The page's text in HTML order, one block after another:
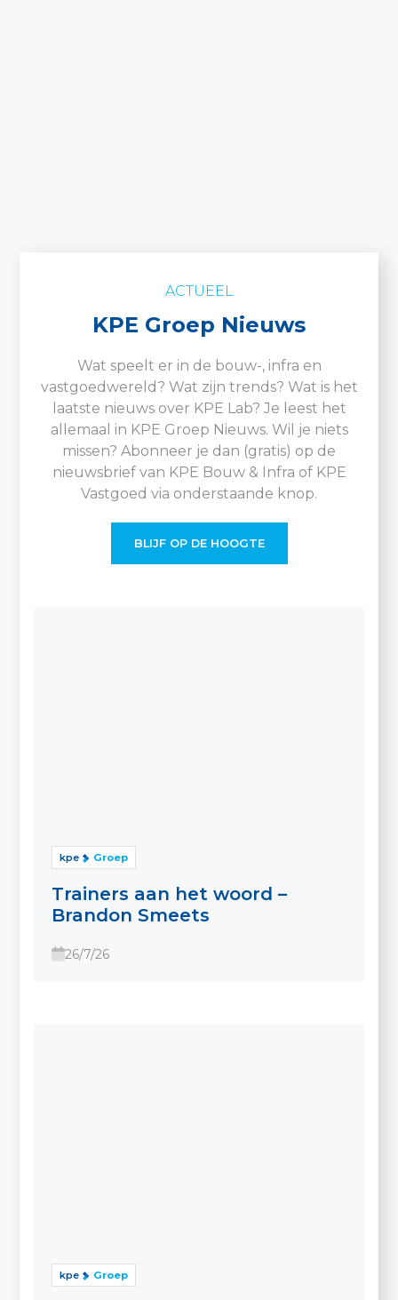
ACTUEEL
KPE Groep Nieuws
Wat speelt er in de bouw-, infra en
vastgoedwereld? Wat zijn trends? Wat is het
laatste nieuws over KPE Lab? Je leest het
allemaal in KPE Groep Nieuws. Wil je niets
missen? Abonneer je dan (gratis) op de
nieuwsbrief van KPE Bouw & Infra of KPE
Vastgoed via onderstaande knop.
BLIJF OP DE HOOGTE
kpe Groep
Trainers aan het woord –
Brandon Smeets
26/7/26
kpe Groep